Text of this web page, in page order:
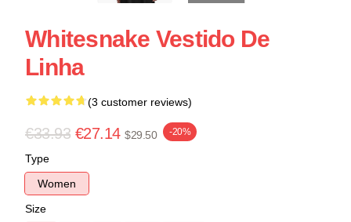
Whitesnake Vestido De
Linha
(3 customer reviews)
€33.93 €27.14 $29.50 -20%
Type
Women
Size